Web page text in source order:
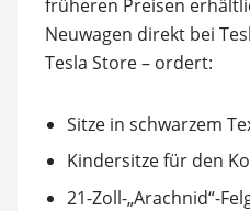
früheren Preisen
Neuwagen direkt bei
Tesla Store – ordert:
Sitze in schwarzem
Kindersitze für den
21-Zoll-„Arachnid“-